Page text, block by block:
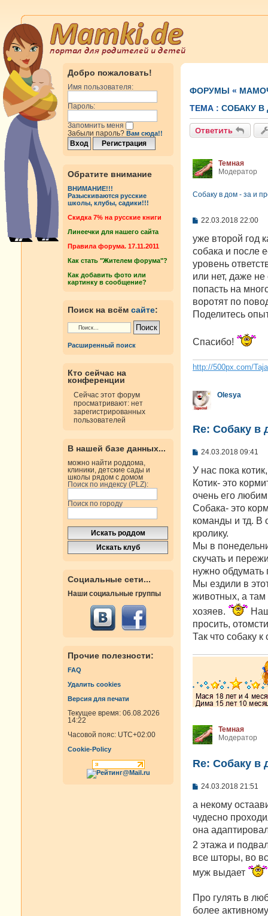
Добро пожаловать!
Имя пользователя:
Пароль:
Запомнить меня
Забыли пароль? Вам сюда!!
Обратите внимание
ВНИМАНИЕ!!!
Разыскиваются русские
школы, клубы, садики!!!
Cкидка 7% на русские книги
Линеечки для нашего сайта
Правила форума. 17.11.2011
Как стать "Жителем форума"?
Как добавить фото или
картинку в сообщение?
Поиск на всём сайте:
Расширенный поиск
Кто сейчас на
конференции
Сейчас этот форум
просматривают: нет
зарегистрированных
пользователей
В нашей базе данных...
можно найти роддома,
клиники, детские сады и
школы рядом с домом
Поиск по индексу (PLZ):
Поиск по городу
Социальные сети...
Наши социальные группы
Прочие полезности:
FAQ
Удалить cookies
Версия для печати
Текущее время: 06.08.2026
14:22
Часовой пояс: UTC+02:00
Cookie-Policy
ФОРУМЫ «
ТЕМА : СОБАКУ В
Ответить
Темная
Модератор
Собаку в дом - за и
С
о
щ
е
н
и
е
22.03.2018 22:00
уже второй год
собака и после
уровень
или нет, даже
попасть на
воротят по
Поделитесь
Спасибо!
http://500px.com/
Olesya
Re: Собаку в
С
о
щ
е
и
е
24.03.2018 09:41
У нас пока
Котик- это
очень его
Собака- это
команды и тд. В
кролику.
Мы в
скучать и
нужно обдумать
Мы ездили в
животных, а там
хозяев.
просить,
Так что собаку к
Темная
Модератор
Re: Собаку в
С
о
щ
е
и
24.03.2018 21:51
а некому
чудесно
она
2 этажа и
все шторы, во
муж выдает
Про гулять в
более